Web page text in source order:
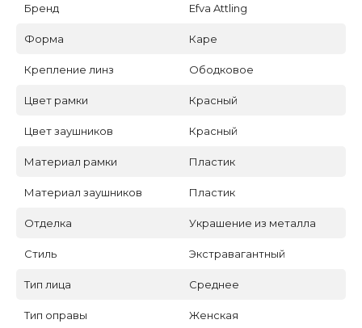
Бренд Efva Attling
Форма Каре
Крепление линз Ободковое
Цвет рамки Красный
Цвет заушников Красный
Материал рамки Пластик
Материал заушников Пластик
Отделка Украшение из металла
Стиль Экстравагантный
Тип лица Среднее
Тип оправы Женская